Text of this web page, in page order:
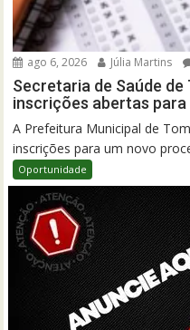
ago 6, 2026 Júlia Martins
Secretaria de Saúde
inscrições abertas para
A Prefeitura Municipal de
inscrições para um novo
Oportunidade